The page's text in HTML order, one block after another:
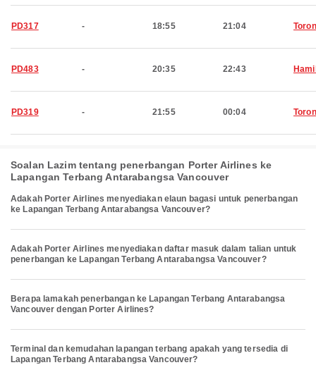
PD317 - 18:55 21:04
PD483 - 20:35 22:43
PD319 - 21:55 00:04
Soalan Lazim tentang penerbangan Porter Airlines ke
Lapangan Terbang Antarabangsa Vancouver
Adakah Porter Airlines menyediakan elaun bagasi untuk penerbangan
ke Lapangan Terbang Antarabangsa Vancouver?
Adakah Porter Airlines menyediakan daftar masuk dalam talian untuk
penerbangan ke Lapangan Terbang Antarabangsa Vancouver?
Berapa lamakah penerbangan ke Lapangan Terbang Antarabangsa
Vancouver dengan Porter Airlines?
Terminal dan kemudahan lapangan terbang apakah yang tersedia di
Lapangan Terbang Antarabangsa Vancouver?